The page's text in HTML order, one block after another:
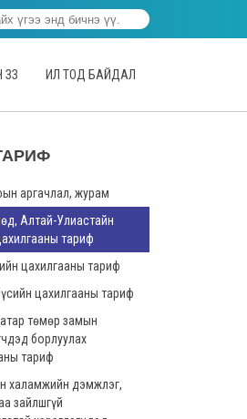
ЗЗ ИЛ ТОД БАЙДАЛ
аргачлал, журам
Алтай-Улиастайн
тариф
цахилгааны тариф
цахилгааны тариф
төмөр замын
борлуулах
тариф
халамжийн дэмжлэг,
зайлшгүй